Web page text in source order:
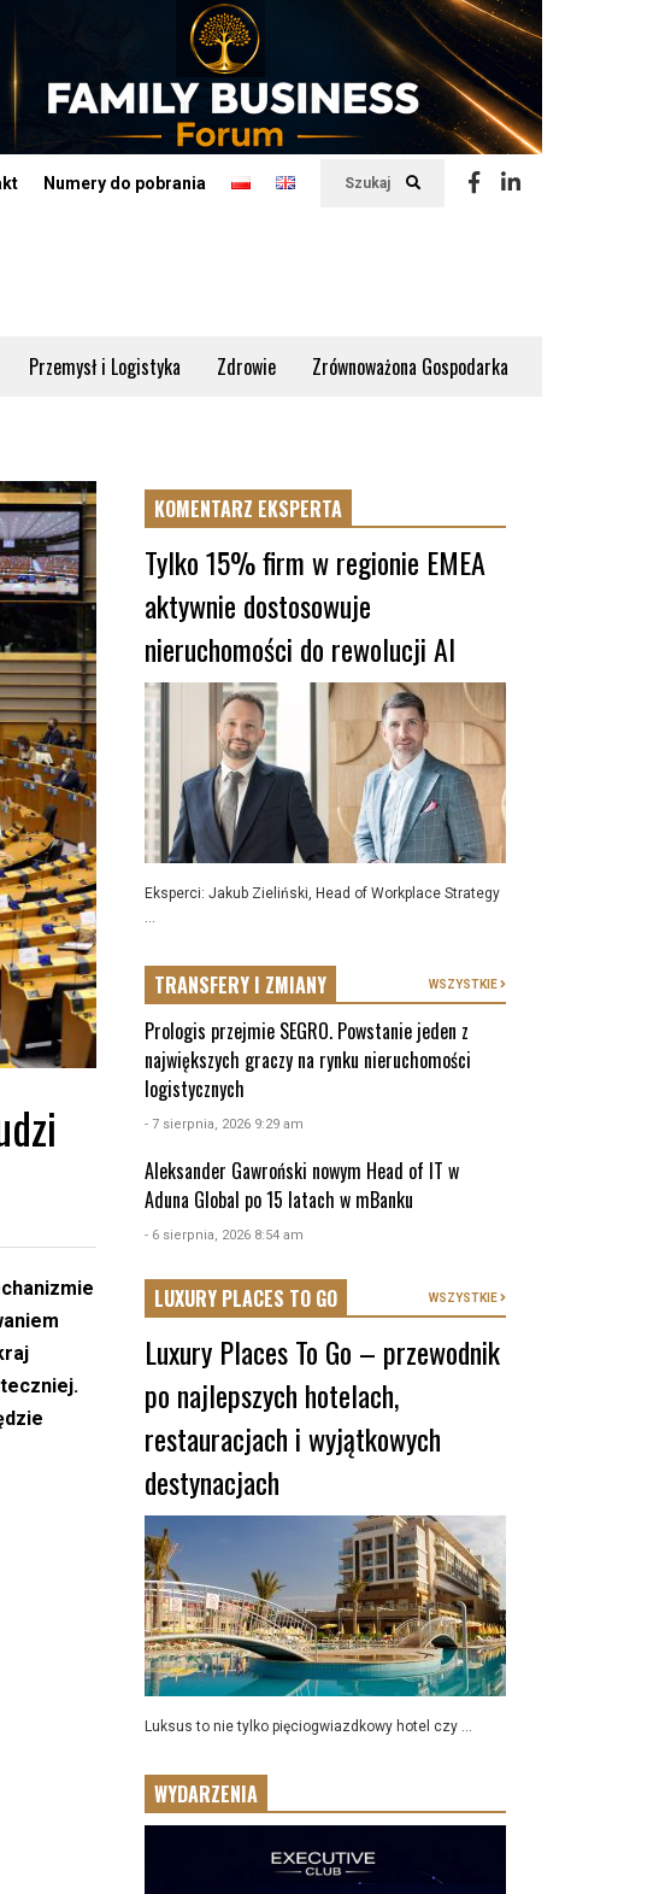
Szukaj
Numery do pobrania
Przemysł i Logistyka Zdrowie Zrównoważona Gospodarka
KOMENTARZ EKSPERTA
Tylko 15% firm w regionie EMEA
aktywnie dostosowuje
nieruchomości do rewolucji AI
Eksperci: Jakub Zieliński, Head of Workplace Strategy
...
TRANSFERY I ZMIANY WSZYSTKIE
Prologis przejmie SEGRO. Powstanie jeden z
największych graczy na rynku nieruchomości
logistycznych
- 7 sierpnia, 2026 9:29 am
Aleksander Gawroński nowym Head of IT w
Aduna Global po 15 latach w mBanku
- 6 sierpnia, 2026 8:54 am
LUXURY PLACES TO GO WSZYSTKIE
Luxury Places To Go – przewodnik
po najlepszych hotelach,
restauracjach i wyjątkowych
destynacjach
Luksus to nie tylko pięciogwiazdkowy hotel czy ...
WYDARZENIA